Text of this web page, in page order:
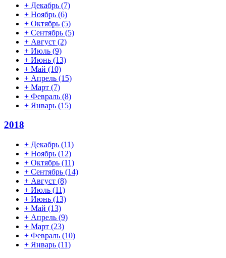
+ Декабрь (7)
+ Ноябрь (6)
+ Октябрь (5)
+ Сентябрь (5)
+ Август (2)
+ Июль (9)
+ Июнь (13)
+ Май (10)
+ Апрель (15)
+ Март (7)
+ Февраль (8)
+ Январь (15)
2018
+ Декабрь (11)
+ Ноябрь (12)
+ Октябрь (11)
+ Сентябрь (14)
+ Август (8)
+ Июль (11)
+ Июнь (13)
+ Май (13)
+ Апрель (9)
+ Март (23)
+ Февраль (10)
+ Январь (11)